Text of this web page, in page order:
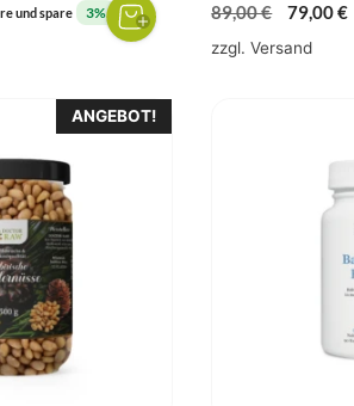
und spare 3% 89,00€
Preis
79,00€
zzgl.Versand
ANGEBOT!